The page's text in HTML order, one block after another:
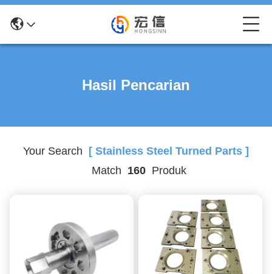
Hasil Pencarian
Your Search [ Stainless Steel Turned Parts ]
Match 160 Produk